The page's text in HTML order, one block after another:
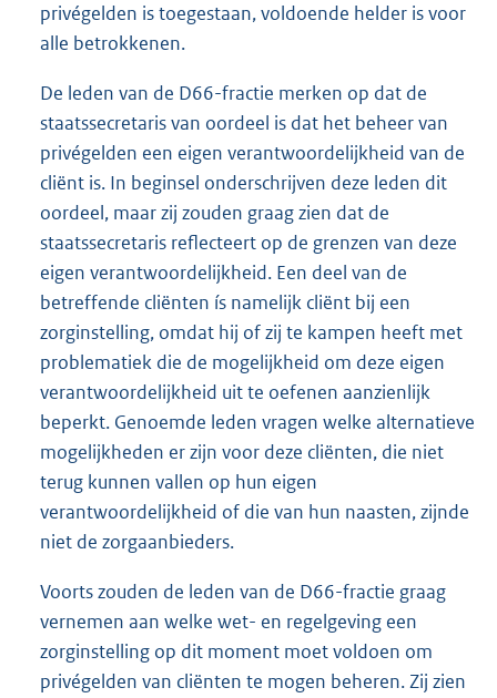
privégelden is toegestaan, voldoende helder is voor
alle betrokkenen.
De leden van de D66-fractie merken op dat de
staatssecretaris van oordeel is dat het beheer van
privégelden een eigen verantwoordelijkheid van de
cliënt is. In beginsel onderschrijven deze leden dit
oordeel, maar zij zouden graag zien dat de
staatssecretaris reflecteert op de grenzen van deze
eigen verantwoordelijkheid. Een deel van de
betreffende cliënten ís namelijk cliënt bij een
zorginstelling, omdat hij of zij te kampen heeft met
problematiek die de mogelijkheid om deze eigen
verantwoordelijkheid uit te oefenen aanzienlijk
beperkt. Genoemde leden vragen welke alternatieve
mogelijkheden er zijn voor deze cliënten, die niet
terug kunnen vallen op hun eigen
verantwoordelijkheid of die van hun naasten, zijnde
niet de zorgaanbieders.
Voorts zouden de leden van de D66-fractie graag
vernemen aan welke wet- en regelgeving een
zorginstelling op dit moment moet voldoen om
privégelden van cliënten te mogen beheren. Zij zien